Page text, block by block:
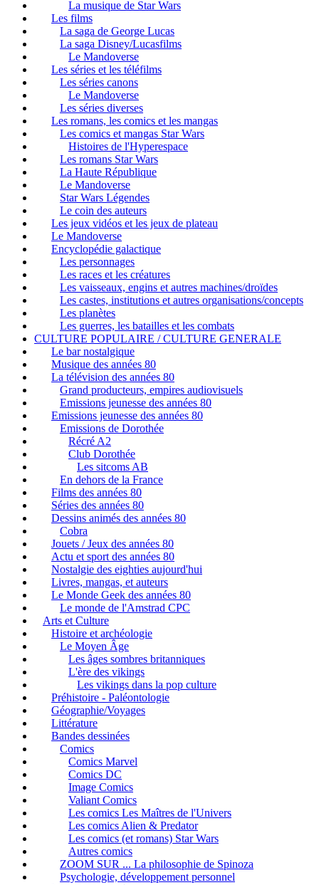
La musique de Star Wars
Les films
La saga de George Lucas
La saga Disney/Lucasfilms
Le Mandoverse
Les séries et les téléfilms
Les séries canons
Le Mandoverse
Les séries diverses
Les romans, les comics et les mangas
Les comics et mangas Star Wars
Histoires de l'Hyperespace
Les romans Star Wars
La Haute République
Le Mandoverse
Star Wars Légendes
Le coin des auteurs
Les jeux vidéos et les jeux de plateau
Le Mandoverse
Encyclopédie galactique
Les personnages
Les races et les créatures
Les vaisseaux, engins et autres machines/droïdes
Les castes, institutions et autres organisations/concepts
Les planètes
Les guerres, les batailles et les combats
CULTURE POPULAIRE / CULTURE GENERALE
Le bar nostalgique
Musique des années 80
La télévision des années 80
Grand producteurs, empires audiovisuels
Emissions jeunesse des années 80
Emissions jeunesse des années 80
Emissions de Dorothée
Récré A2
Club Dorothée
Les sitcoms AB
En dehors de la France
Films des années 80
Séries des années 80
Dessins animés des années 80
Cobra
Jouets / Jeux des années 80
Actu et sport des années 80
Nostalgie des eighties aujourd'hui
Livres, mangas, et auteurs
Le Monde Geek des années 80
Le monde de l'Amstrad CPC
Arts et Culture
Histoire et archéologie
Le Moyen Âge
Les âges sombres britanniques
L'ère des vikings
Les vikings dans la pop culture
Préhistoire - Paléontologie
Géographie/Voyages
Littérature
Bandes dessinées
Comics
Comics Marvel
Comics DC
Image Comics
Valiant Comics
Les comics Les Maîtres de l'Univers
Les comics Alien & Predator
Les comics (et romans) Star Wars
Autres comics
ZOOM SUR ... La philosophie de Spinoza
Psychologie, développement personnel